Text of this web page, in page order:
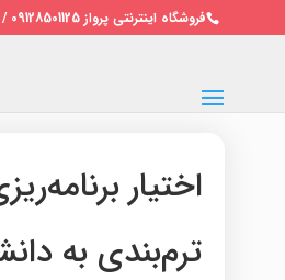
فروشگاه اینترنتی پرواز 09128501125 / 02122691010
اختیار
ترم‌بندی به